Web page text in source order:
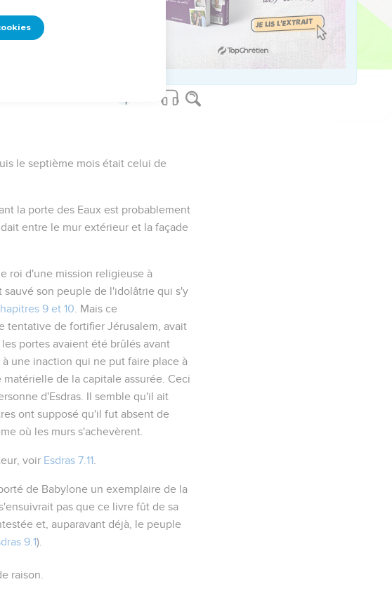
le septième mois était celui de
la porte des Eaux est probablement
entre le mur extérieur et la façade
roi d'une mission religieuse à
son peuple de l'idolâtrie qui s'y
9 et 10 . Mais ce
tentative de fortifier Jérusalem, avait
portes avaient été brûlés avant
une inaction qui ne put faire place à
de la capitale assurée. Ceci
d'Esdras. Il semble qu'il ait
ont supposé qu'il fut absent de
où les murs s'achevèrent.
voir Esdras 7.11
de Babylone un exemplaire de la
pas que ce livre fût de sa
et, auparavant déjà, le peuple
9.1).
raison.